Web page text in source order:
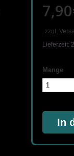
zzgl.
Lieferzeit:
Menge
In